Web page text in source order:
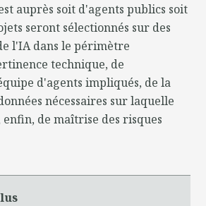
auprès soit d'agents publics soit
seront sélectionnés sur des
l'IA dans le périmètre
technique, de
d'agents impliqués, de la
nécessaires sur laquelle
de maîtrise des risques